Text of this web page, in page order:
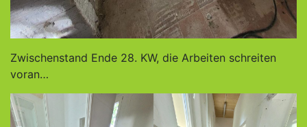
Zwischenstand Ende 28. KW, die Arbeiten schreiten
voran…